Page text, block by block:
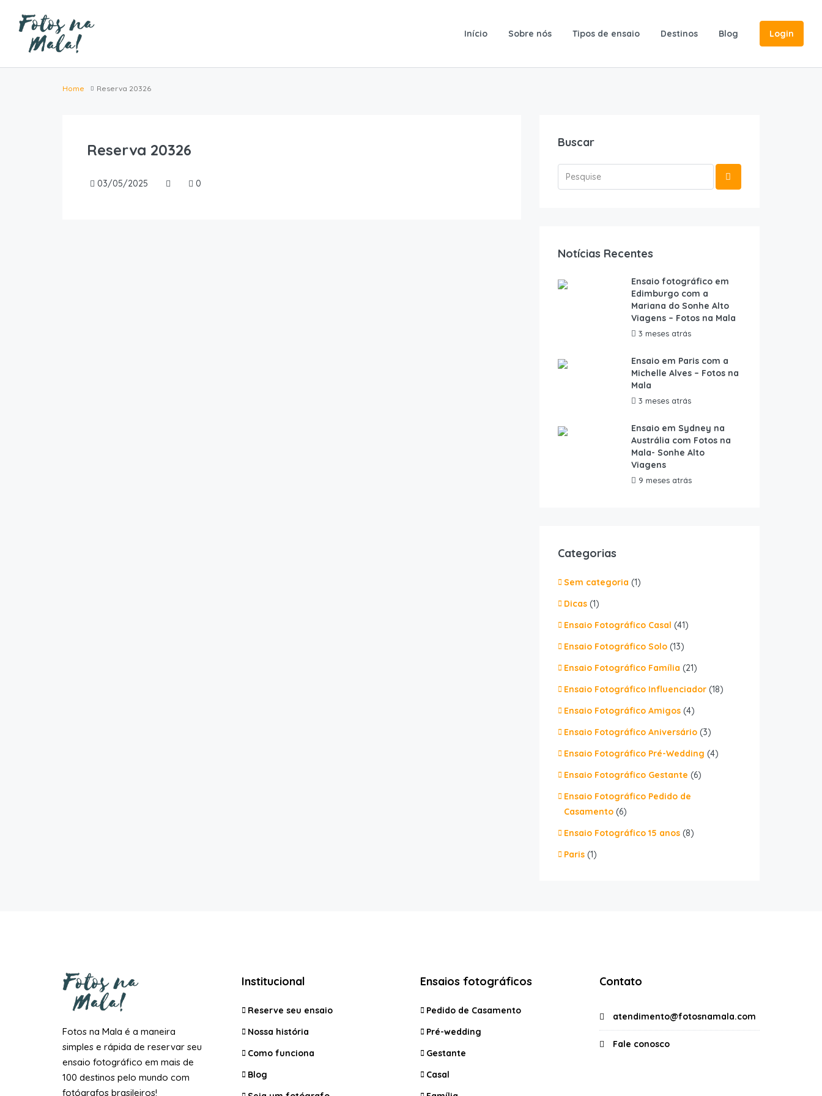
Início Sobre nós Tipos de ensaio Destinos Blog Login
Home Reserva 20326
Reserva 20326
03/05/2025 0
Buscar
Notícias Recentes
Ensaio fotográfico em
Edimburgo com a
Mariana do Sonhe Alto
Viagens – Fotos na Mala
3 meses atrás
Ensaio em Paris com a
Michelle Alves – Fotos na
Mala
3 meses atrás
Ensaio em Sydney na
Austrália com Fotos na
Mala- Sonhe Alto
Viagens
9 meses atrás
Categorias
Sem categoria (1)
Dicas (1)
Ensaio Fotográfico Casal (41)
Ensaio Fotográfico Solo (13)
Ensaio Fotográfico Família (21)
Ensaio Fotográfico Influenciador (18)
Ensaio Fotográfico Amigos (4)
Ensaio Fotográfico Aniversário (3)
Ensaio Fotográfico Pré-Wedding (4)
Ensaio Fotográfico Gestante (6)
Ensaio Fotográfico Pedido de
Casamento (6)
Ensaio Fotográfico 15 anos (8)
Paris (1)
Fotos na Mala é a maneira
simples e rápida de reservar seu
ensaio fotográfico em mais de
100 destinos pelo mundo com
fotógrafos brasileiros!
Institucional
Reserve seu ensaio
Nossa história
Como funciona
Blog
Ensaios fotográficos
Pedido de Casamento
Pré-wedding
Gestante
Casal
Contato
atendimento@fotosnamala.com
Fale conosco